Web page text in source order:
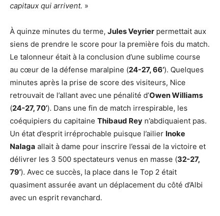
capitaux qui arrivent. »
À quinze minutes du terme, Jules Veyrier permettait aux
siens de prendre le score pour la première fois du match.
Le talonneur était à la conclusion d’une sublime course
au cœur de la défense maralpine (24-27, 66’). Quelques
minutes après la prise de score des visiteurs, Nice
retrouvait de l’allant avec une pénalité d’Owen Williams
(24-27, 70’). Dans une fin de match irrespirable, les
coéquipiers du capitaine Thibaud Rey n’abdiquaient pas.
Un état d’esprit irréprochable puisque l’ailier Inoke
Nalaga allait à dame pour inscrire l’essai de la victoire et
délivrer les 3 500 spectateurs venus en masse (32-27,
79’). Avec ce succès, la place dans le Top 2 était
quasiment assurée avant un déplacement du côté d’Albi
avec un esprit revanchard.